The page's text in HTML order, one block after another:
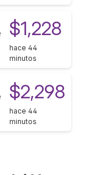
$1,228
hace 44
minutos
$2,298
hace 44
minutos